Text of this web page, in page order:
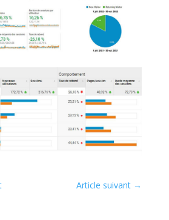
Article suivant →